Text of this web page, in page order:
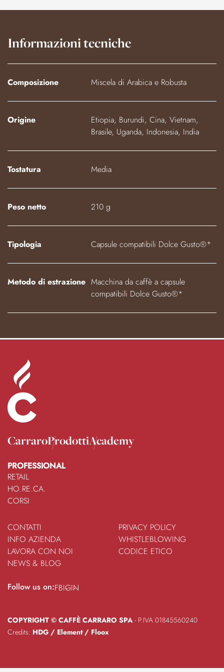
Informazioni tecniche
Composizione Miscela di Arabica e Robusta
Origine
Etiopia, Burundi, Cina, Vietnam,
Brasile, Uganda, Indonesia, India
Tostatura Media
Peso netto 210 g
Tipologia Capsule compatibili Dolce Gusto®*
Metodo di estrazione Macchina da caffè a capsule
compatibili Dolce Gusto®*
CarraroProdottiAcademy
PROFESSIONAL
RETAIL
HO.RE.CA.
CORSI
CONTATTI
INFO AZIENDA
LAVORA CON NOI
NEWS & BLOG
PRIVACY POLICY
WHISTLEBLOWING
CODICE ETICO
Follow us on:FBIGIN
COPYRIGHT © CAFFÈ CARRARO SPA - P.IVA 01845560240
Credits: HDG / Element/ Floox